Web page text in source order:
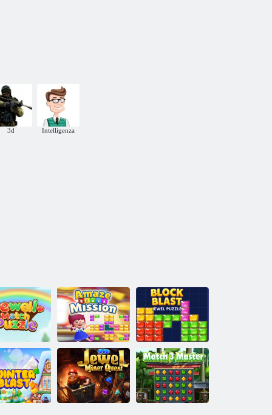
3d Intelligenza
Puzzle di
di
gioielli
Missione stupire
Puzzle gioiello
Block Blast